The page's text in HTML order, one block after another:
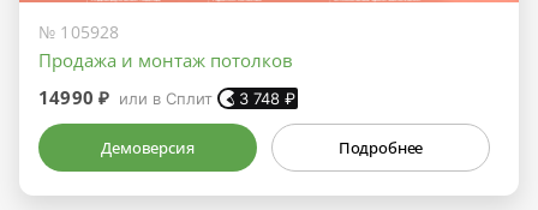
№ 105928
Продажа и монтаж потолков
14990 ₽ или в Сплит 3 748 ₽
Демоверсия Подробнее